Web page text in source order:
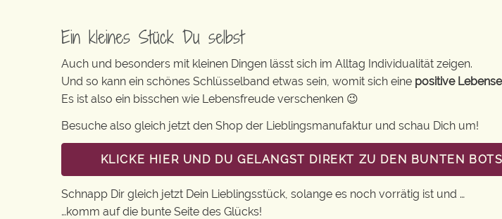
Ein kleines Stück Du selbst
Auch und besonders mit kleinen Dingen lässt sich im Alltag Individualität zeigen.
Und so kann ein schönes Schlüsselband etwas sein, womit sich eine positive
Es ist also ein bisschen wie Lebensfreude verschenken 😉
Besuche also gleich jetzt den Shop der Lieblingsmanufaktur und schau Dich um!
KLICKE HIER UND DU GELANGST DIREKT ZU DEN BUNTEN
Schnapp Dir gleich jetzt Dein Lieblingsstück, solange es noch vorrätig ist und …
…komm auf die bunte Seite des Glücks!